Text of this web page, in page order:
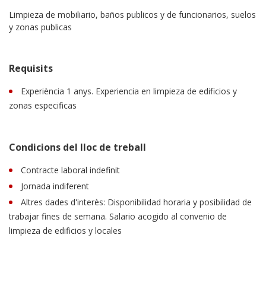
Limpieza de mobiliario, baños publicos y de funcionarios, suelos
y zonas publicas
Requisits
Experiència 1 anys. Experiencia en limpieza de edificios y
zonas especificas
Condicions del lloc de treball
Contracte laboral indefinit
Jornada indiferent
Altres dades d'interès: Disponibilidad horaria y posibilidad de
trabajar fines de semana. Salario acogido al convenio de
limpieza de edificios y locales